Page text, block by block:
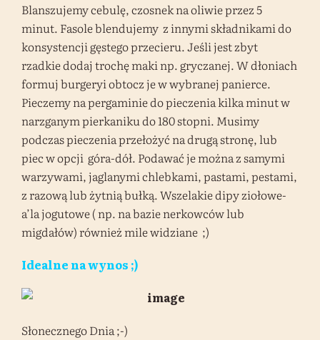
Blanszujemy cebulę, czosnek na oliwie przez 5
minut. Fasole blendujemy z innymi składnikami do
konsystencji gęstego przecieru. Jeśli jest zbyt
rzadkie dodaj trochę maki np. gryczanej. W dłoniach
formuj burgeryi obtocz je w wybranej panierce.
Pieczemy na pergaminie do pieczenia kilka minut w
narzganym pierkaniku do 180 stopni. Musimy
podczas pieczenia przełożyć na drugą stronę, lub
piec w opcji góra-dół. Podawać je można z samymi
warzywami, jaglanymi chlebkami, pastami, pestami,
z razową lub żytnią bułką. Wszelakie dipy ziołowe-
a’la jogutowe ( np. na bazie nerkowców lub
migdałów) również mile widziane ;)
Idealne na wynos ;)
Słonecznego Dnia ;-)